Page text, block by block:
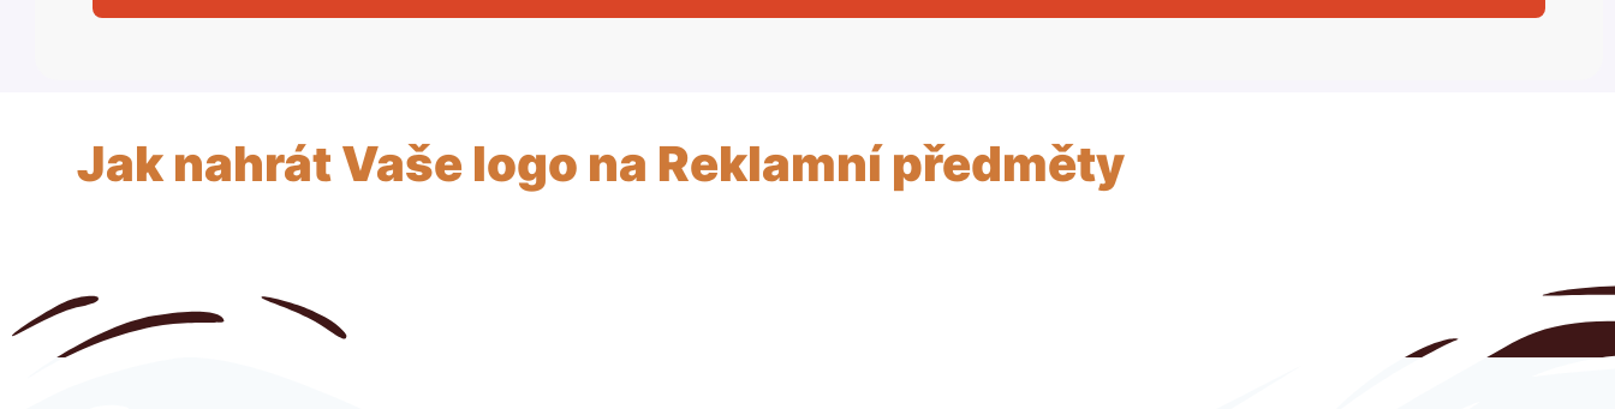
Jak nahrát Vaše logo na Reklamní předměty